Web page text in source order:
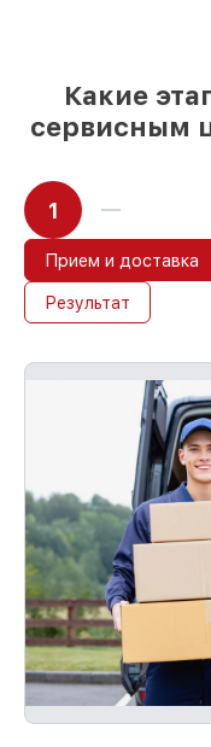
Какие
сервисным
1
Прием и доставка
Результат